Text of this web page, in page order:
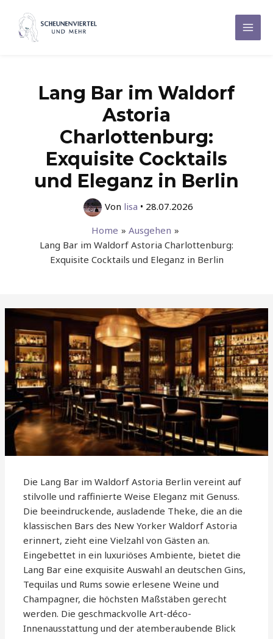
Inhalt
springen
Main
Lang Bar im Waldorf
Astoria
Charlottenburg:
Exquisite Cocktails
und Eleganz in Berlin
Von lisa • 28.07.2026
Home
Ausgehen
Lang Bar im Waldorf Astoria Charlottenburg:
Exquisite Cocktails und Eleganz in Berlin
Die Lang Bar im Waldorf Astoria Berlin vereint auf
stilvolle und raffinierte Weise Eleganz mit Genuss.
Die beeindruckende, ausladende Theke, die an die
klassischen Bars des New Yorker Waldorf Astoria
erinnert, zieht eine Vielzahl von Gästen an.
Eingebettet in ein luxuriöses Ambiente, bietet die
Lang Bar eine exquisite Auswahl an deutschen Gins,
Tequilas und Rums sowie erlesene Weine und
Champagner, die höchsten Maßstäben gerecht
werden. Die geschmackvolle Art-déco-
Innenausstattung und der atemberaubende Blick